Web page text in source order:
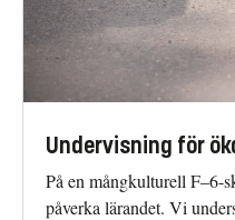
Undervisning för
På en mångkulturell F–6-
påverka lärandet. Vi